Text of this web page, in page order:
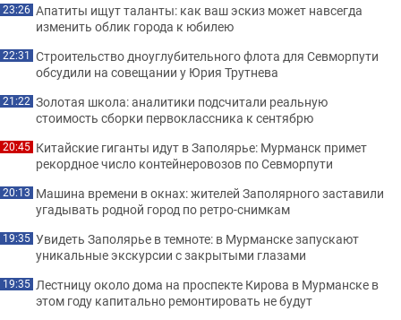
23:26 Апатиты ищут таланты: как ваш эскиз может навсегда
изменить облик города к юбилею
22:31 Строительство дноуглубительного флота для Севморпути
обсудили на совещании у Юрия Трутнева
21:22 Золотая школа: аналитики подсчитали реальную
стоимость сборки первоклассника к сентябрю
20:45 Китайские гиганты идут в Заполярье: Мурманск примет
рекордное число контейнеровозов по Севморпути
20:13 Машина времени в окнах: жителей Заполярного заставили
угадывать родной город по ретро-снимкам
19:35 Увидеть Заполярье в темноте: в Мурманске запускают
уникальные экскурсии с закрытыми глазами
19:35 Лестницу около дома на проспекте Кирова в Мурманске в
этом году капитально ремонтировать не будут